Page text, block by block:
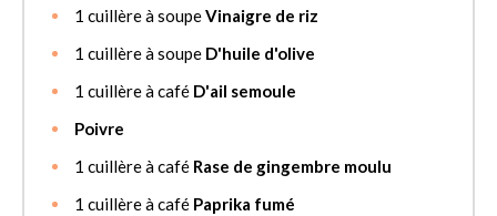
1 cuillère à soupeVinaigre de riz
1 cuillère à soupe D'huile d'olive
1 cuillère à café D'ail semoule
Poivre
1 cuillère à café Rase de gingembre moulu
1 cuillère à café Paprika fumé